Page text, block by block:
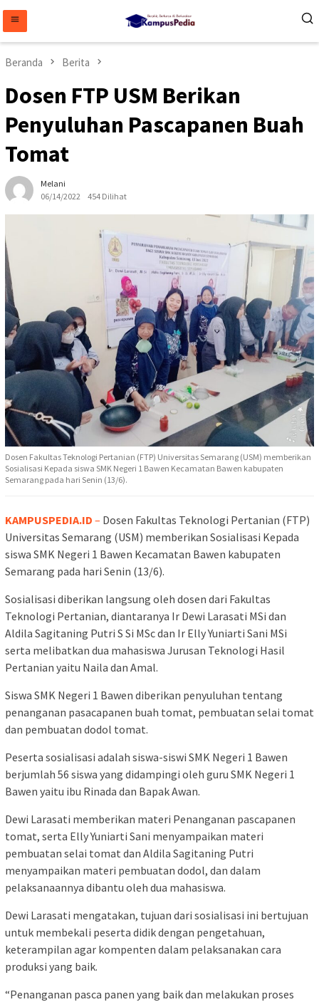
konten
Beranda Berita
Dosen FTP USM Berikan
Penyuluhan Pascapanen Buah
Tomat
Melani
06/14/2022
454 Dilihat
Dosen Fakultas Teknologi Pertanian (FTP) Universitas Semarang (USM) memberikan
Sosialisasi Kepada siswa SMK Negeri 1 Bawen Kecamatan Bawen kabupaten
Semarang pada hari Senin (13/6).
KAMPUSPEDIA.ID – Dosen Fakultas Teknologi Pertanian (FTP)
Universitas Semarang (USM) memberikan Sosialisasi Kepada
siswa SMK Negeri 1 Bawen Kecamatan Bawen kabupaten
Semarang pada hari Senin (13/6).
Sosialisasi diberikan langsung oleh dosen dari Fakultas
Teknologi Pertanian, diantaranya Ir Dewi Larasati MSi dan
Aldila Sagitaning Putri S Si MSc dan Ir Elly Yuniarti Sani MSi
serta melibatkan dua mahasiswa Jurusan Teknologi Hasil
Pertanian yaitu Naila dan Amal.
Siswa SMK Negeri 1 Bawen diberikan penyuluhan tentang
penanganan pasacapanen buah tomat, pembuatan selai tomat
dan pembuatan dodol tomat.
Peserta sosialisasi adalah siswa-siswi SMK Negeri 1 Bawen
berjumlah 56 siswa yang didampingi oleh guru SMK Negeri 1
Bawen yaitu ibu Rinada dan Bapak Awan.
Dewi Larasati memberikan materi Penanganan pascapanen
tomat, serta Elly Yuniarti Sani menyampaikan materi
pembuatan selai tomat dan Aldila Sagitaning Putri
menyampaikan materi pembuatan dodol, dan dalam
pelaksanaannya dibantu oleh dua mahasiswa.
Dewi Larasati mengatakan, tujuan dari sosialisasi ini bertujuan
untuk membekali peserta didik dengan pengetahuan,
keterampilan agar kompenten dalam pelaksanakan cara
produksi yang baik.
“Penanganan pasca panen yang baik dan melakukan proses